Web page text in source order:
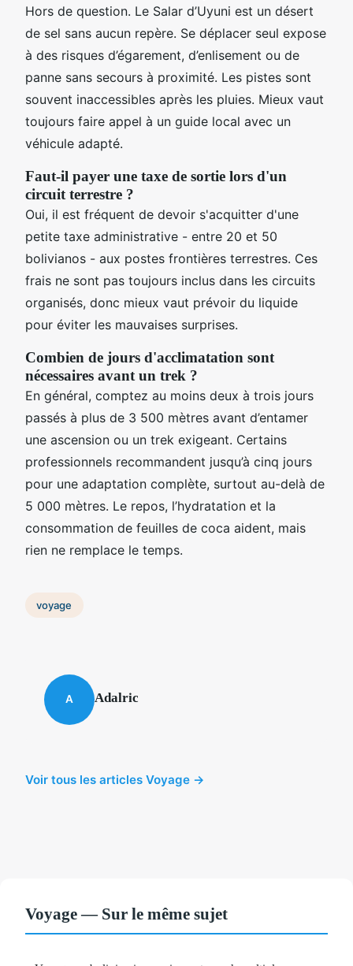
Hors de question. Le Salar d’Uyuni est un désert
de sel sans aucun repère. Se déplacer seul expose
à des risques d’égarement, d’enlisement ou de
panne sans secours à proximité. Les pistes sont
souvent inaccessibles après les pluies. Mieux vaut
toujours faire appel à un guide local avec un
véhicule adapté.
Faut-il payer une taxe de sortie lors d'un
circuit terrestre ?
Oui, il est fréquent de devoir s'acquitter d'une
petite taxe administrative - entre 20 et 50
bolivianos - aux postes frontières terrestres. Ces
frais ne sont pas toujours inclus dans les circuits
organisés, donc mieux vaut prévoir du liquide
pour éviter les mauvaises surprises.
Combien de jours d'acclimatation sont
nécessaires avant un trek ?
En général, comptez au moins deux à trois jours
passés à plus de 3 500 mètres avant d’entamer
une ascension ou un trek exigeant. Certains
professionnels recommandent jusqu’à cinq jours
pour une adaptation complète, surtout au-delà de
5 000 mètres. Le repos, l’hydratation et la
consommation de feuilles de coca aident, mais
rien ne remplace le temps.
voyage
A Adalric
Voir tous les articles Voyage →
Voyage — Sur le même sujet